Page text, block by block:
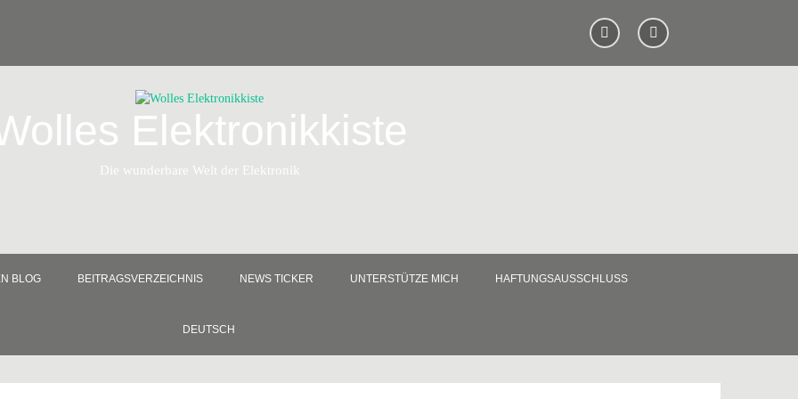
Elektronikkiste
Die wunderbare Welt der Elektronik
BLOG BEITRAGSVERZEICHNIS NEWS TICKER UNTERSTÜTZE MICH HAFTUNGSAUSSCHLUSS
DEUTSCH